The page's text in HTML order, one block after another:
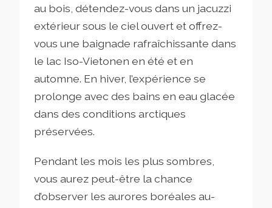
au bois, détendez-vous dans un jacuzzi
extérieur sous le ciel ouvert et offrez-
vous une baignade rafraîchissante dans
le lac Iso-Vietonen en été et en
automne. En hiver, l’expérience se
prolonge avec des bains en eau glacée
dans des conditions arctiques
préservées.
Pendant les mois les plus sombres,
vous aurez peut-être la chance
d’observer les aurores boréales au-